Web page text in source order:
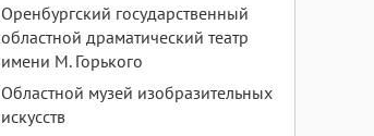
Оренбургский государственный
областной драматический театр
имени М. Горького
Областной музей изобразительных
искусств